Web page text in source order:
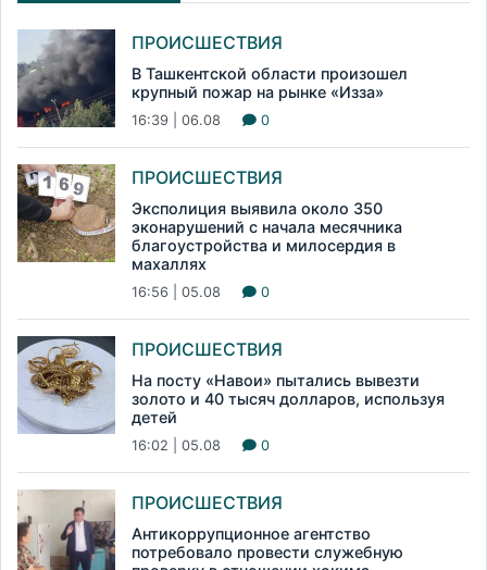
ПРОИСШЕСТВИЯ
В Ташкентской области произошел
крупный пожар на рынке «Изза»
16:39 | 06.08 0
ПРОИСШЕСТВИЯ
Эксполиция выявила около 350
эконарушений с начала месячника
благоустройства и милосердия в
махаллях
16:56 | 05.08 0
ПРОИСШЕСТВИЯ
На посту «Навои» пытались вывезти
золото и 40 тысяч долларов, используя
детей
16:02 | 05.08 0
ПРОИСШЕСТВИЯ
Антикоррупционное агентство
потребовало провести служебную